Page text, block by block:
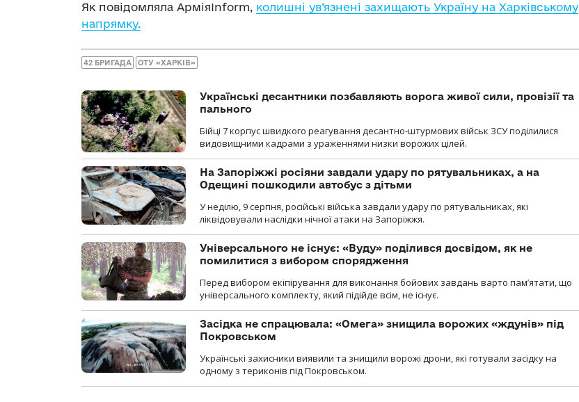
Як повідомляла АрміяInform, колишні ув’язнені захищають Україну на Харківському
напрямку.
42 БРИГАДА ОТУ «ХАРКІВ»
Українські десантники позбавляють ворога живої сили, провізії та
пального
Бійці 7 корпус швидкого реагування десантно-штурмових військ ЗСУ поділилися
видовищними кадрами з ураженнями низки ворожих цілей.
На Запоріжжі росіяни завдали удару по рятувальниках, а на
Одещині пошкодили автобус з дітьми
У неділю, 9 серпня, російські війська завдали удару по рятувальниках, які
ліквідовували наслідки нічної атаки на Запоріжжя.
Універсального не існує: «Вуду» поділився досвідом, як не
помилитися з вибором спорядження
Перед вибором екіпірування для виконання бойових завдань варто пам’ятати, що
універсального комплекту, який підійде всім, не існує.
Засідка не спрацювала: «Омега» знищила ворожих «ждунів» під
Покровськом
Українські захисники виявили та знищили ворожі дрони, які готували засідку на
одному з териконів під Покровськом.